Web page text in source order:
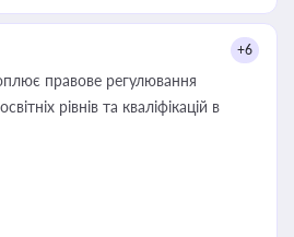
+6
правове регулювання
рівнів та кваліфікацій в